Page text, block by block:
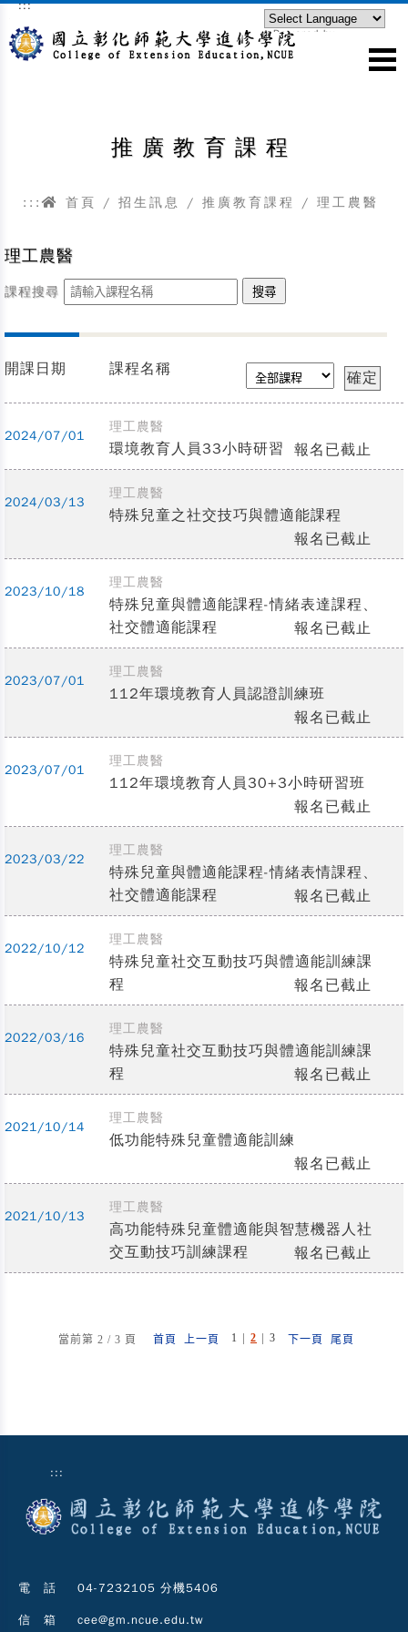
跳到主要內容區塊
:::
Powered by
推廣教育課程
::: 首頁 / 招生訊息 / 推廣教育課程 / 理工農醫
理工農醫
課程搜尋
開課日期 課程名稱
2024/07/01
理工農醫
環境教育人員33小時研習 報名已截止
2024/03/13
理工農醫
特殊兒童之社交技巧與體適能課程
報名已截止
2023/10/18
理工農醫
特殊兒童與體適能課程-情緒表達課程、
社交體適能課程
報名已截止
2023/07/01
理工農醫
112年環境教育人員認證訓練班
報名已截止
2023/07/01
理工農醫
112年環境教育人員30+3小時研習班
報名已截止
2023/03/22
理工農醫
特殊兒童與體適能課程-情緒表情課程、
社交體適能課程
報名已截止
2022/10/12
理工農醫
特殊兒童社交互動技巧與體適能訓練課
程
報名已截止
2022/03/16
理工農醫
特殊兒童社交互動技巧與體適能訓練課
程
報名已截止
2021/10/14
理工農醫
低功能特殊兒童體適能訓練
報名已截止
2021/10/13
理工農醫
高功能特殊兒童體適能與智慧機器人社
交互動技巧訓練課程
報名已截止
當前第 2 / 3 頁 首頁 上一頁 1 | 2 | 3 下一頁 尾頁
:::
電 話 04-7232105 分機5406
信 箱 cee@gm.ncue.edu.tw